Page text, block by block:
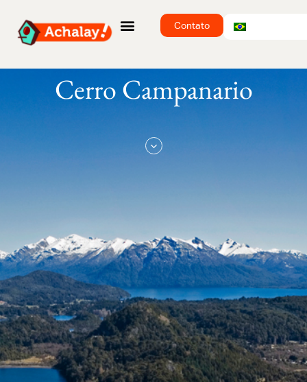
Contato
Cerro Campanario